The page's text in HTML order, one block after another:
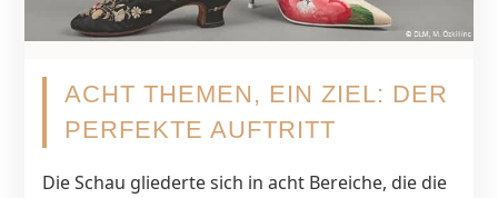
ACHT THEMEN, EIN ZIEL: DER
PERFEKTE AUFTRITT
Die Schau gliederte sich in acht Bereiche, die die